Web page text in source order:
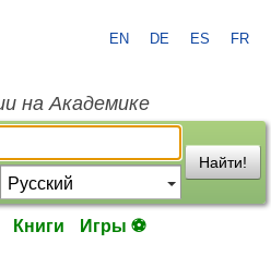
EN DE ES FR
на Академике
Найти!
Книги Игры ⚽